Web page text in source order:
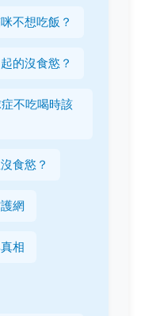
不想吃飯？
的沒食慾？
不吃喝時該
食慾？
網
相